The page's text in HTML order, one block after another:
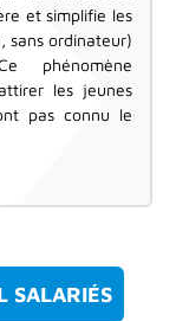
et simplifie les
sans ordinateur)
phénomène
les jeunes
pas connu le
SALARIÉS